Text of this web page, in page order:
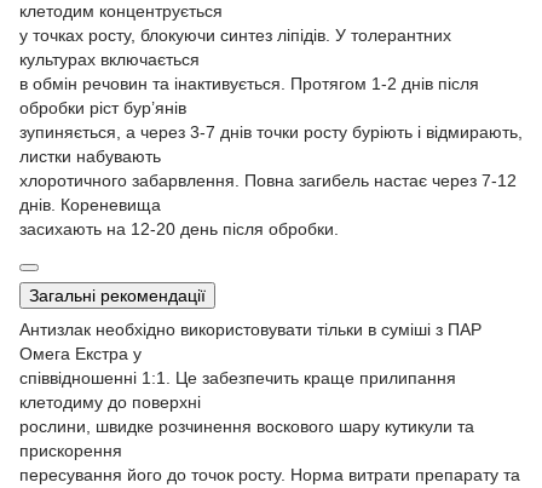
клетодим концентрується
у точках росту, блокуючи синтез ліпідів. У толерантних
культурах включається
в обмін речовин та інактивується. Протягом 1-2 днів після
обробки ріст бур’янів
зупиняється, а через 3-7 днів точки росту буріють і відмирають,
листки набувають
хлоротичного забарвлення. Повна загибель настає через 7-12
днів. Кореневища
засихають на 12-20 день після обробки.
Загальні рекомендації
Антизлак необхідно використовувати тільки в суміші з ПАР
Омега Екстра у
співвідношенні 1:1. Це забезпечить краще прилипання
клетодиму до поверхні
рослини, швидке розчинення воскового шару кутикули та
прискорення
пересування його до точок росту. Норма витрати препарату та